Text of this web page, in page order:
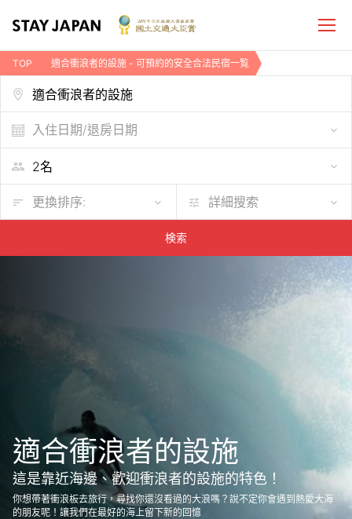
TOP 適合衝浪者的設施 - 可預約的安全合法民宿一覧
入住日期/退房日期
更換排序: 詳細搜索
検索
適合衝浪者的設施
這是靠近海邊、歡迎衝浪者的設施的特色！
你想帶著衝浪板去旅行，尋找你還沒看過的大浪嗎？說不定你會遇到熱愛大海
的朋友呢！讓我們在最好的海上留下新的回憶